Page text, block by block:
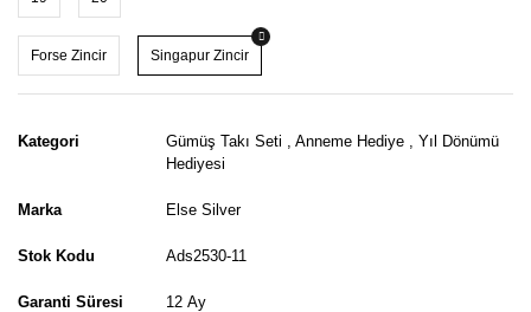
Forse Zincir Singapur Zincir
Kategori Gümüş Takı Seti ,Anneme Hediye ,Yıl Dönümü
Hediyesi
Marka Else Silver
Stok Kodu Ads2530-11
Garanti Süresi 12 Ay